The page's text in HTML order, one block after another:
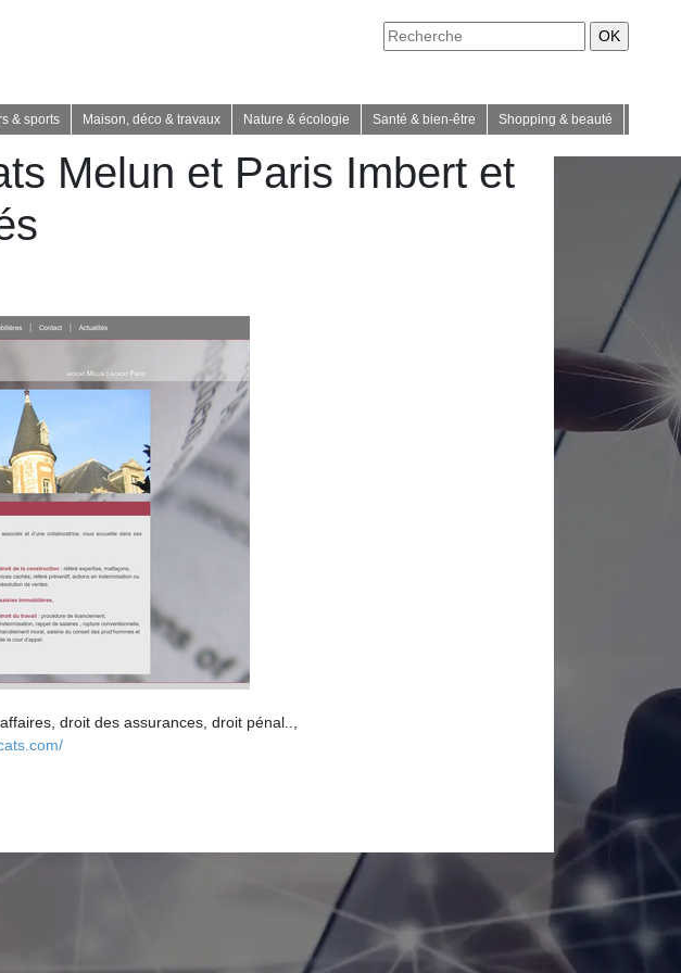
& sports Maison, déco & travaux Nature & écologie Santé & bien-être Shopping & beauté
Melun et Paris Imbert et
droit des assurances, droit pénal..,